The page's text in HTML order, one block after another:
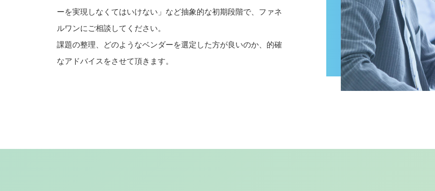
ーを実現しなくてはいけない」など抽象的な初期段階で、ファネ
ルワンにご相談してください。
課題の整理、どのようなベンダーを選定した方が良いのか、的確
なアドバイスをさせて頂きます。